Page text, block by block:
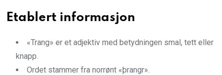
Etablert informasjon
«Trang» er et adjektiv med betydningen smal, tett eller
knapp.
Ordet stammer fra norrønt «þrangr».